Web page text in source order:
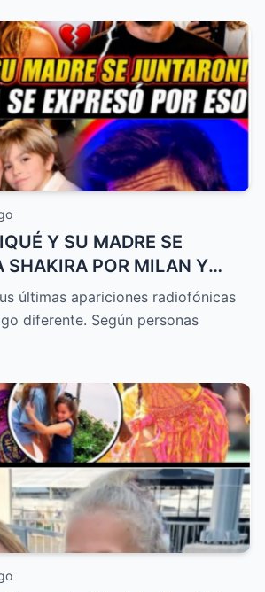
Y SU MADRE SE
SHAKIRA POR MILAN Y
últimas apariciones radiofónicas
diferente. Según personas